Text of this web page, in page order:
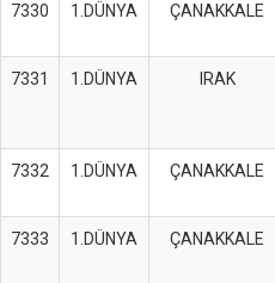
7330 1.DÜNYA ÇANAKKALE
7331 1.DÜNYA IRAK
7332 1.DÜNYA ÇANAKKALE
7333 1.DÜNYA ÇANAKKALE